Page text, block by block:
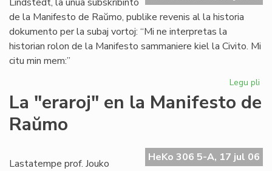
de la Manifesto de Raŭmo, publike revenis al la historia
dokumento per la subaj vortoj: “Mi ne interpretas la
historian rolon de la Manifesto sammaniere kiel la Civito. Mi
citu min mem:”
Legu pli
La "eraroj" en la Manifesto de
Raŭmo
HeKo 306 5-A, 17 jul 06
Lastatempe prof. Jouko